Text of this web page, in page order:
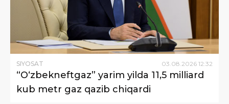
SIYOSAT 03 08 2026 12:32
“Oʻzbekneftgaz” yarim yilda 11,5 milliard
kub metr gaz qazib chiqardi